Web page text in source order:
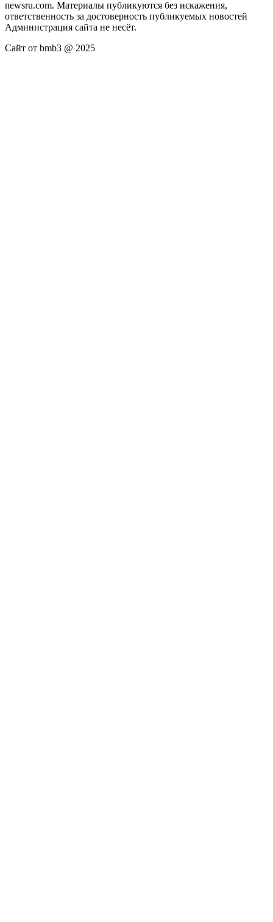
newsru.com. Материалы публикуются без искажения,
ответственность за достоверность публикуемых новостей
Администрация сайта не несёт.
Сайт от bmb3 @ 2025